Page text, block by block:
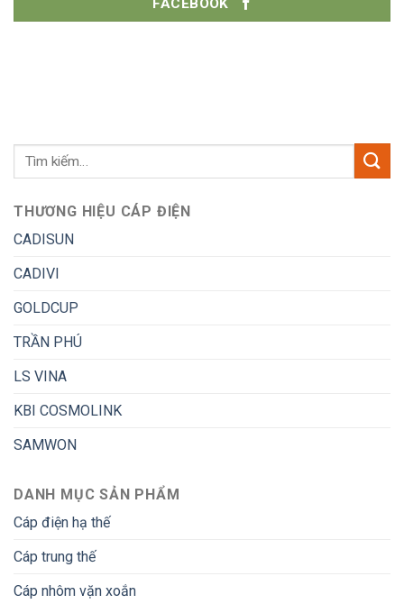
FACEBOOK
THƯƠNG HIỆU CÁP ĐIỆN
CADISUN
CADIVI
GOLDCUP
TRẦN PHÚ
LS VINA
KBI COSMOLINK
SAMWON
DANH MỤC SẢN PHẨM
Cáp điện hạ thế
Cáp trung thế
Cáp nhôm vặn xoắn